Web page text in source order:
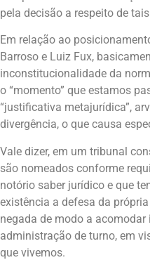
pela decisão a respeito de
Em relação ao
Barroso e Luiz Fux,
inconstitucionalidade da
o “momento” que estamos
“justificativa metajurídica”,
divergência, o que causa
Vale dizer, em um tribunal
são nomeados conforme
notório saber jurídico e que
existência a defesa da
negada de modo a
administração de turno, em
que vivemos.